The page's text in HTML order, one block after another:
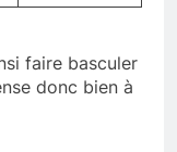
faire basculer
donc bien à